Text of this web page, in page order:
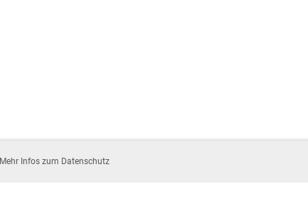
Mehr Infos zum Datenschutz